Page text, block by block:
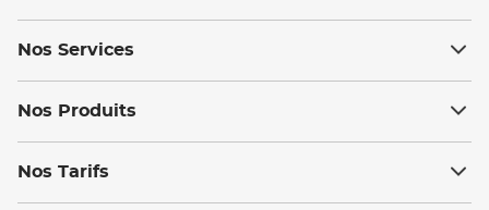
Nos Services
Nos Produits
Nos Tarifs